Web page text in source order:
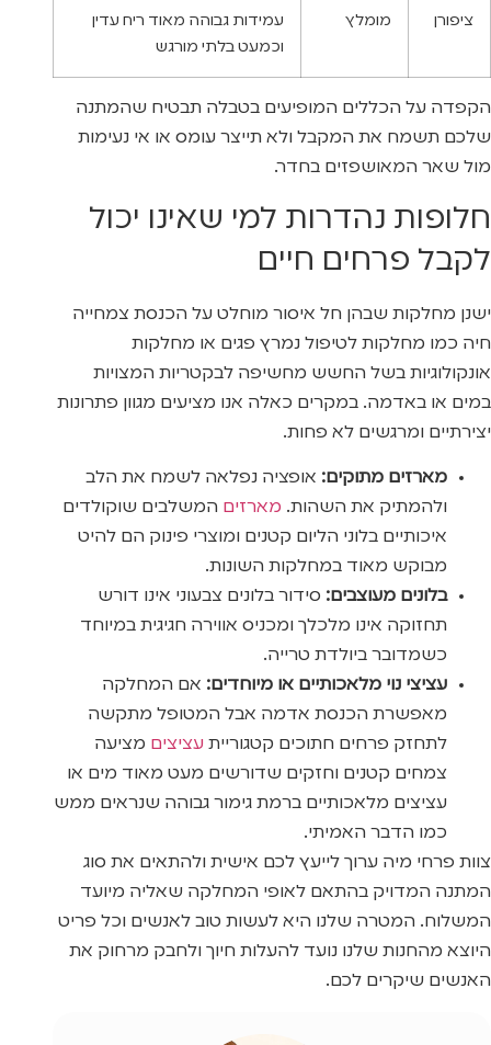
ציפורן מומלץ
עמידות גבוהה מאוד ריח עדין
וכמעט בלתי מורגש
הקפדה על הכללים המופיעים בטבלה תבטיח שהמתנה
שלכם תשמח את המקבל ולא תייצר עומס או אי נעימות
מול שאר המאושפזים בחדר.
חלופות נהדרות למי שאינו יכול
לקבל פרחים חיים
ישנן מחלקות שבהן חל איסור מוחלט על הכנסת צמחייה
חיה כמו מחלקות לטיפול נמרץ פגים או מחלקות
אונקולוגיות בשל החשש מחשיפה לבקטריות המצויות
במים או באדמה. במקרים כאלה אנו מציעים מגוון פתרונות
יצירתיים ומרגשים לא פחות.
מארזים מתוקים: אופציה נפלאה לשמח את הלב
ולהמתיק את השהות. מארזים המשלבים שוקולדים
איכותיים בלוני הליום קטנים ומוצרי פינוק הם להיט
מבוקש מאוד במחלקות השונות.
בלונים מעוצבים: סידור בלונים צבעוני אינו דורש
תחזוקה אינו מלכלך ומכניס אווירה חגיגית במיוחד
כשמדובר ביולדת טרייה.
עציצי נוי מלאכותיים או מיוחדים: אם המחלקה
מאפשרת הכנסת אדמה אבל המטופל מתקשה
לתחזק פרחים חתוכים קטגוריית עציצים מציעה
צמחים קטנים וחזקים שדורשים מעט מאוד מים או
עציצים מלאכותיים ברמת גימור גבוהה שנראים ממש
כמו הדבר האמיתי.
צוות פרחי מיה ערוך לייעץ לכם אישית ולהתאים את סוג
המתנה המדויק בהתאם לאופי המחלקה שאליה מיועד
המשלוח. המטרה שלנו היא לעשות טוב לאנשים וכל פריט
היוצא מהחנות שלנו נועד להעלות חיוך ולחבק מרחוק את
האנשים שיקרים לכם.